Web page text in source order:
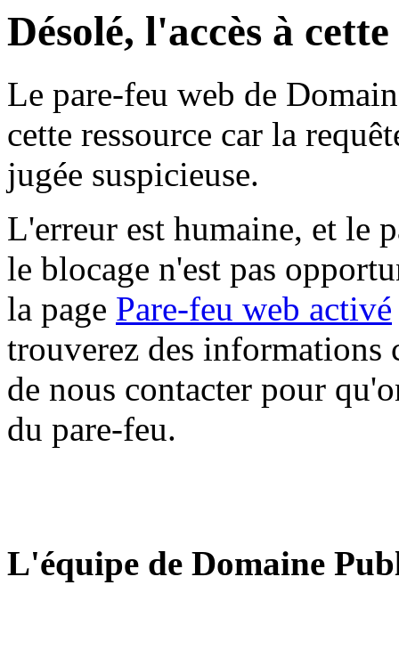
Désolé, l'accès à
Le pare-feu web de
cette ressource car la
jugée suspicieuse.
L'erreur est humaine, et le
le blocage n'est pas
la page Pare-feu web activé
trouverez des informations
de nous contacter pour
du pare-feu.
L'équipe de Domaine